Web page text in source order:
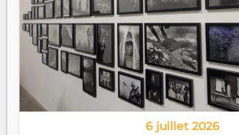
6 juillet 2026